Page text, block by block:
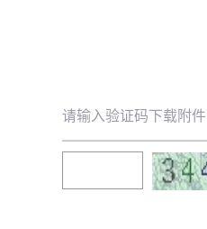
请输入验证码下载附件